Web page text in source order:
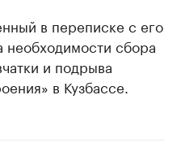
в переписке с его
необходимости сбора
и подрыва
в Кузбассе.